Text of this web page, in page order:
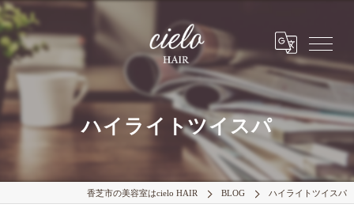
ハイライトツイスパ
香芝市の美容室はcielo HAIR BLOG ハイライトツイスパ